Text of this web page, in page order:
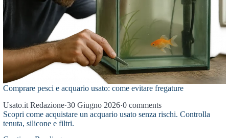
Comprare pesci e acquario usato: come evitare fregature
Usato.it Redazione·30 Giugno 2026·0 comments
Scopri come acquistare un acquario usato senza rischi. Controlla
tenuta, silicone e filtri.